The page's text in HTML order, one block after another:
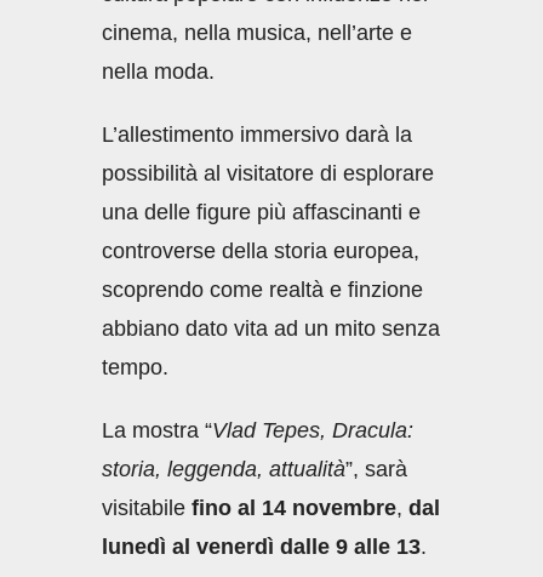
cinema, nella musica, nell’arte e
nella moda.
L’allestimento immersivo darà la
possibilità al visitatore di esplorare
una delle figure più affascinanti e
controverse della storia europea,
scoprendo come realtà e finzione
abbiano dato vita ad un mito senza
tempo.
La mostra “Vlad Tepes, Dracula:
storia, leggenda, attualità”, sarà
visitabile fino al 14 novembre, dal
lunedì al venerdì dalle 9 alle 13.